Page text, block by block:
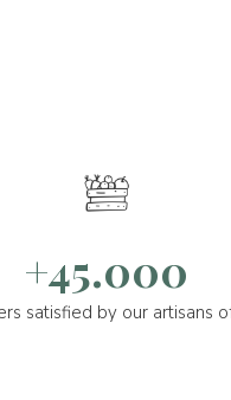
+45.000
satisfied by our artisans